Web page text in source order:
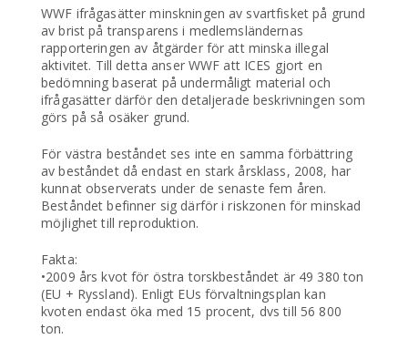
WWF ifrågasätter minskningen av svartfisket på grund
av brist på transparens i medlemsländernas
rapporteringen av åtgärder för att minska illegal
aktivitet. Till detta anser WWF att ICES gjort en
bedömning baserat på undermåligt material och
ifrågasätter därför den detaljerade beskrivningen som
görs på så osäker grund.
För västra beståndet ses inte en samma förbättring
av beståndet då endast en stark årsklass, 2008, har
kunnat observerats under de senaste fem åren.
Beståndet befinner sig därför i riskzonen för minskad
möjlighet till reproduktion.
Fakta:
•2009 års kvot för östra torskbeståndet är 49 380 ton
(EU + Ryssland). Enligt EUs förvaltningsplan kan
kvoten endast öka med 15 procent, dvs till 56 800
ton.